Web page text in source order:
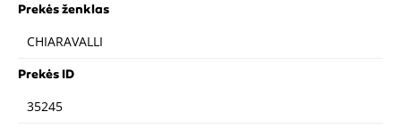
Prekės ženklas
CHIARAVALLI
Prekės ID
35245